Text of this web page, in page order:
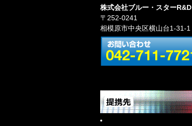
株式会社ブルー・スターR&D
〒252-0241
相模原市中央区横山台1-31-1